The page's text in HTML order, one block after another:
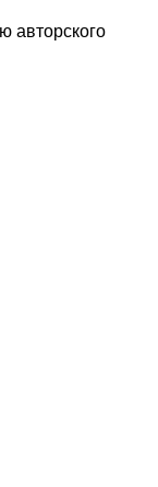
авторского